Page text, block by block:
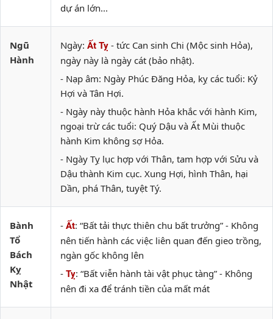
dự án lớn...
Ngũ
Hành
Ngày: Ất Tỵ - tức Can sinh Chi (Mộc sinh Hỏa),
ngày này là ngày cát (bảo nhật).
- Nạp âm: Ngày Phúc Đăng Hỏa, kỵ các tuổi: Kỷ
Hợi và Tân Hợi.
- Ngày này thuộc hành Hỏa khắc với hành Kim,
ngoại trừ các tuổi: Quý Dậu và Ất Mùi thuộc
hành Kim không sợ Hỏa.
- Ngày Tỵ lục hợp với Thân, tam hợp với Sửu và
Dậu thành Kim cục. Xung Hợi, hình Thân, hại
Dần, phá Thân, tuyệt Tý.
Bành
Tổ
Bách
Kỵ
Nhật
- Ất: “Bất tải thực thiên chu bất trưởng” - Không
nên tiến hành các việc liên quan đến gieo trồng,
ngàn gốc không lên
- Tỵ: “Bất viễn hành tài vật phục tàng” - Không
nên đi xa để tránh tiền của mất mát